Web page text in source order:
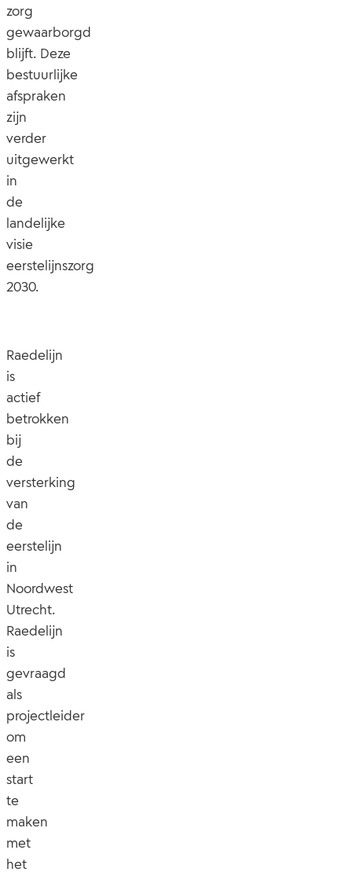
zorg
gewaarborgd
blijft. Deze
bestuurlijke
afspraken
zijn
verder
uitgewerkt
in
de
landelijke
visie
eerstelijnszorg
2030.
Raedelijn
is
actief
betrokken
bij
de
versterking
van
de
eerstelijn
in
Noordwest
Utrecht.
Raedelijn
is
gevraagd
als
projectleider
om
een
start
te
maken
met
het